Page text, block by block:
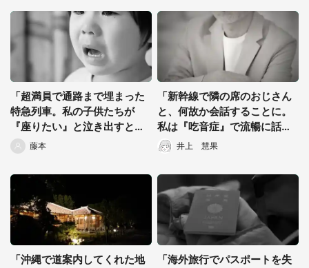
「超満員で通路まで埋まった
特急列車。私の子供たちが
『座りたい』と泣き出すと、
指定席の中年夫婦が...」（都
道府県・年齢性別不明）
藤本
「新幹線で隣の席のおじさん
と、何故か会話することに。
私は『吃音症』で流暢に話せ
ないのに、その人は...」（都
道府県・年代性別不明）
井上 慧果
「沖縄で道案内してくれた地
「海外旅行でパスポートを失